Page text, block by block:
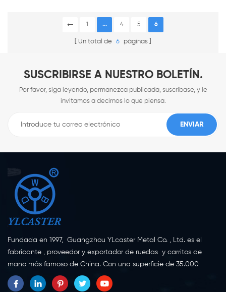
... 4 5 6
Un total de 6 páginas
SUSCRIBIRSE A NUESTRO BOLETÍN.
Por favor, siga leyendo, permanezca publicada, suscríbase, y le
invitamos a decirnos lo que piensa.
Fundada en 1997, Guangzhou YLcaster Metal Co. , Ltd. es el
fabricante , proveedor y exportador de ruedas y carritos de
mano más famoso de China. Con una superficie de 35.000
metros cuadrados, ubicada en la ciudad de Yangjiang,
provincia de Guangdong, con más de 20 expertos y unos 150